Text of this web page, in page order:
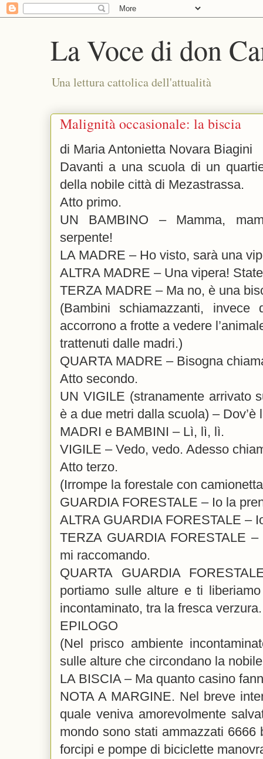
La Voce di don
Una lettura cattolica dell'attualità
Malignità occasionale: la biscia
di Maria Antonietta Novara Biagini
Davanti a una scuola di un
della nobile città di Mezastrassa.
Atto primo.
UN BAMBINO – Mamma,
serpente!
LA MADRE – Ho visto, sarà una
ALTRA MADRE – Una vipera!
TERZA MADRE – Ma no, è una
(Bambini schiamazzanti,
accorrono a frotte a vedere
trattenuti dalle madri.)
QUARTA MADRE – Bisogna
Atto secondo.
UN VIGILE (stranamente arrivato
è a due metri dalla scuola) – Dov’è
MADRI e BAMBINI – Lì, lì, lì.
VIGILE – Vedo, vedo. Adesso
Atto terzo.
(Irrompe la forestale con
GUARDIA FORESTALE – Io la
ALTRA GUARDIA FORESTALE –
TERZA GUARDIA FORESTALE
mi raccomando.
QUARTA GUARDIA
portiamo sulle alture e ti
incontaminato, tra la fresca verzura.
EPILOGO
(Nel prisco ambiente
sulle alture che circondano la
LA BISCIA – Ma quanto casino
NOTA A MARGINE. Nel breve
quale veniva amorevolmente
mondo sono stati ammazzati 6666
forcipi e pompe di biciclette